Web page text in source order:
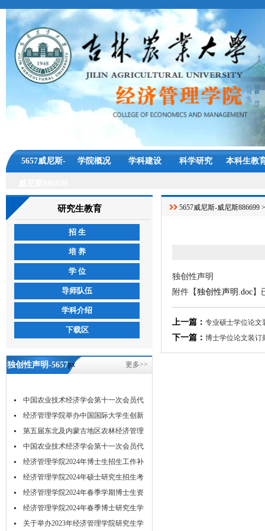
5657威尼斯- 学院概况 学科建设 科学研究 本科生教
研究生教育
招 生
培 养
学 位
导师队伍
学科介绍
下载区
px
独创性声明-5657 更多>>
中国农业技术经济学会第十一次会员代
表...
经济管理学院举办中国国际大学生创新
大...
第五届东北及内蒙古地区农林经济管理
学...
中国农业技术经济学会第十一次会员代
表...
经济管理学院2024年博士生招生工作补
充...
经济管理学院2024年硕士研究生招生考
试...
经济管理学院2024年春季学期博士生资
格...
经济管理学院2024年春季博士研究生学
位...
关于举办2023年经济管理学院研究生学
5657威尼斯-威尼斯886699
独创性声明
附件【独创性声明.doc】
上一篇： 专业硕士学位论文
下一篇： 博士学位论文装订